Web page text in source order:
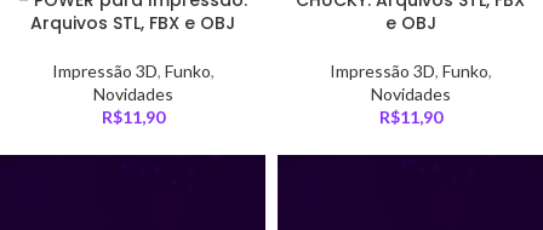
Arquivos STL, FBX e OBJ
Impressão 3D, Funko,
Novidades
R$11,90
e OBJ
Impressão 3D, Funko,
Novidades
R$11,90